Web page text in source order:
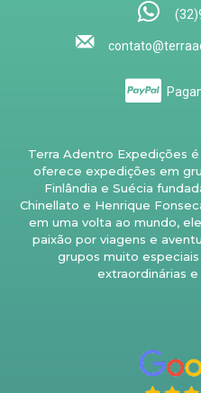
Terra Adentro Expedições
oferece expedições em
Finlândia e Suécia
Chinellato e Henrique
em uma volta ao mundo,
paixão por viagens e
grupos muito
extraordinárias